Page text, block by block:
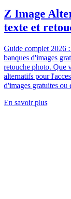
Z Image
texte et
Guide complet 2026
banques d'images
retouche photo. Que
alternatifs pour
d'images gratuites ou
En savoir plus